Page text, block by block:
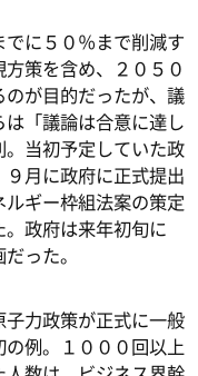
に５０％まで削減す
策を含め、２０５０
が目的だったが、議
「議論は合意に達し
当初予定していた政
月に政府に正式提出
ギー枠組法案の策定
政府は来年初旬に
った。
力政策が正式に一般
例。１０００回以上